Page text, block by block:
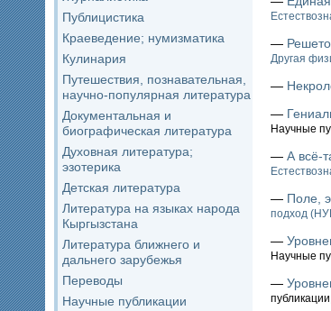
Публицистика
Краеведение; нумизматика
Кулинария
Путешествия, познавательная,
научно-популярная литература
Документальная и
биографическая литература
Духовная литература;
эзотерика
Детская литература
Литература на языках народа
Кыргызстана
Литература ближнего и
дальнего зарубежья
Переводы
Научные публикации
—
Другая
—
—
Научные
— А всё-
— Поле,
подход
—
Научные
—